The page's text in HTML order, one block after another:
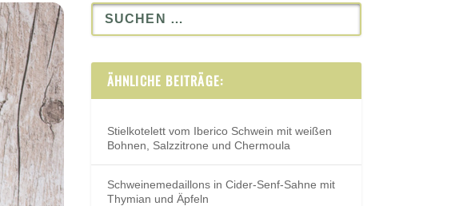
ÄHNLICHE BEITRÄGE:
Stielkotelett vom Iberico Schwein mit weißen
Bohnen, Salzzitrone und Chermoula
Schweinemedaillons in Cider-Senf-Sahne mit
Thymian und Äpfeln